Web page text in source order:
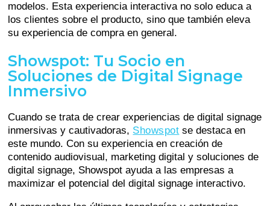
modelos. Esta experiencia interactiva no solo educa a
los clientes sobre el producto, sino que también eleva
su experiencia de compra en general.
Showspot: Tu Socio en
Soluciones de Digital Signage
Inmersivo
Cuando se trata de crear experiencias de digital signage
inmersivas y cautivadoras, Showspot se destaca en
este mundo. Con su experiencia en creación de
contenido audiovisual, marketing digital y soluciones de
digital signage, Showspot ayuda a las empresas a
maximizar el potencial del digital signage interactivo.